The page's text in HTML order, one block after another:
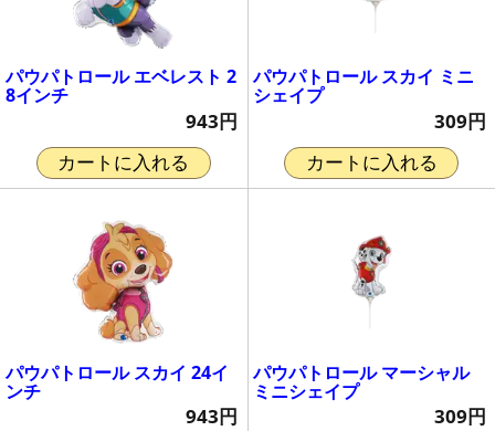
パウパトロール エベレスト 2
8インチ
943円
カートに入れる
パウパトロール スカイ ミニ
シェイプ
309円
カートに入れる
パウパトロール スカイ 24イ
ンチ
943円
パウパトロール マーシャル
ミニシェイプ
309円